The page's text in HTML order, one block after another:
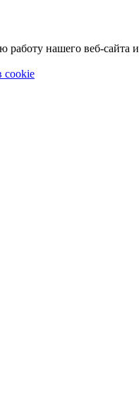
нашего веб-сайта и
cookie